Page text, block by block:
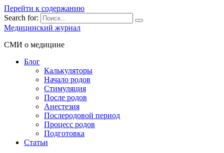
Перейти к содержанию
Search for:
Медицинский журнал
СМИ о медицине
Блог
Калькуляторы
Начало родов
Стимуляция
После родов
Анестезия
Послеродовой период
Процесс родов
Подготовка
Статьи